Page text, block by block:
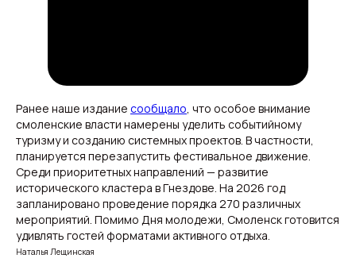
Ранее наше издание сообщало, что особое внимание
смоленские власти намерены уделить событийному
туризму и созданию системных проектов. В частности,
планируется перезапустить фестивальное движение.
Среди приоритетных направлений — развитие
исторического кластера в Гнездове. На 2026 год
запланировано проведение порядка 270 различных
мероприятий. Помимо Дня молодежи, Смоленск готовится
удивлять гостей форматами активного отдыха.
Наталья Лещинская
Экономика
Видеоблог
О нас
Эксклюзивы
Спецпроекты